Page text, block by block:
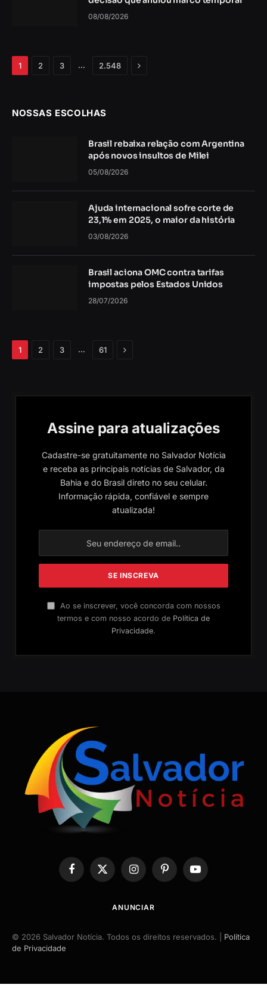
08/08/2026
1 2 3 … 2.548 Próximo
NOSSAS ESCOLHAS
Brasil rebaixa relação com Argentina
após novos insultos de Milei
05/08/2026
Ajuda internacional sofre corte de
23,1% em 2025, o maior da história
03/08/2026
Brasil aciona OMC contra tarifas
impostas pelos Estados Unidos
28/07/2026
1 2 3 … 61 Próximo
Assine para atualizações
Cadastre-se gratuitamente no Salvador Notícia
e receba as principais notícias de Salvador, da
Bahia e do Brasil direto no seu celular.
Informação rápida, confiável e sempre
atualizada!
Ao se inscrever, você concorda com nossos
termos e com nosso acordo de Política de
Privacidade.
Facebook
X
InstagramPinterestYouTube
ANUNCIAR
© 2026 Salvador Notícia. Todos os direitos reservados. | Política
de Privacidade